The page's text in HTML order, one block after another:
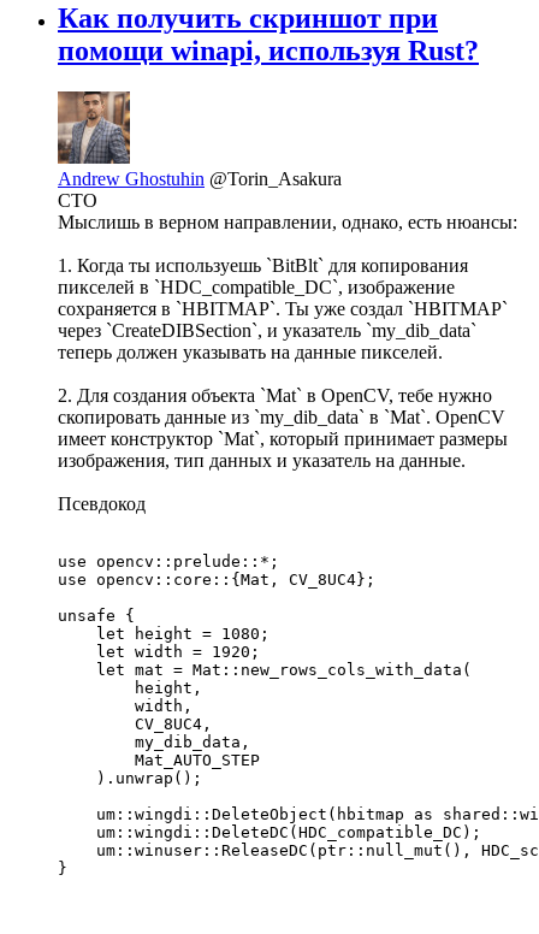
Как получить скриншот при
помощи winapi, используя Rust?
Andrew Ghostuhin @Torin_Asakura
CTO
Мыслишь в верном направлении, однако, есть нюансы:
1. Когда ты используешь `BitBlt` для копирования
пикселей в `HDC_compatible_DC`, изображение
сохраняется в `HBITMAP`. Ты уже создал `HBITMAP`
через `CreateDIBSection`, и указатель `my_dib_data`
теперь должен указывать на данные пикселей.
2. Для создания объекта `Mat` в OpenCV, тебе нужно
скопировать данные из `my_dib_data` в `Mat`. OpenCV
имеет конструктор `Mat`, который принимает размеры
изображения, тип данных и указатель на данные.
Псевдокод
use opencv::prelude::*;
use opencv::core::{Mat, CV_8UC4};
unsafe {
    let height = 1080;
    let width = 1920;
    let mat = Mat::new_rows_cols_with_data(
        height,
        width,
        CV_8UC4,
        my_dib_data,
        Mat_AUTO_STEP
    ).unwrap();
um::wingdi::DeleteObject(hbitmap as
    um::wingdi::DeleteDC(HDC_compatible_DC);
um::winuser::ReleaseDC(ptr::null_mut(),
}